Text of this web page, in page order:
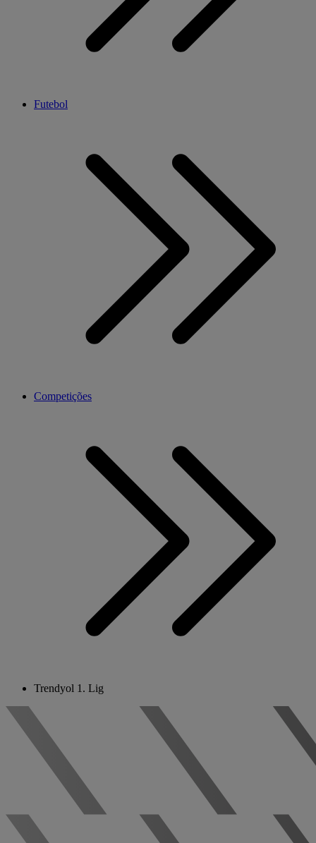
Futebol
Competições
Trendyol 1. Lig